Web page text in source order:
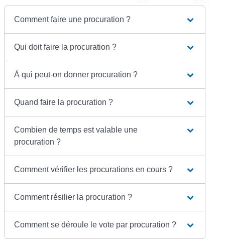
Comment faire une procuration ?
Qui doit faire la procuration ?
À qui peut-on donner procuration ?
Quand faire la procuration ?
Combien de temps est valable une
procuration ?
Comment vérifier les procurations en cours ?
Comment résilier la procuration ?
Comment se déroule le vote par procuration ?